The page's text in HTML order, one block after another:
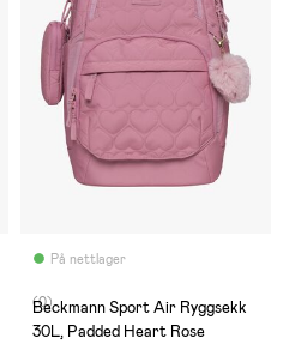
På nettlager
(0)
Beckmann Sport Air Ryggsekk
30L, Padded Heart Rose